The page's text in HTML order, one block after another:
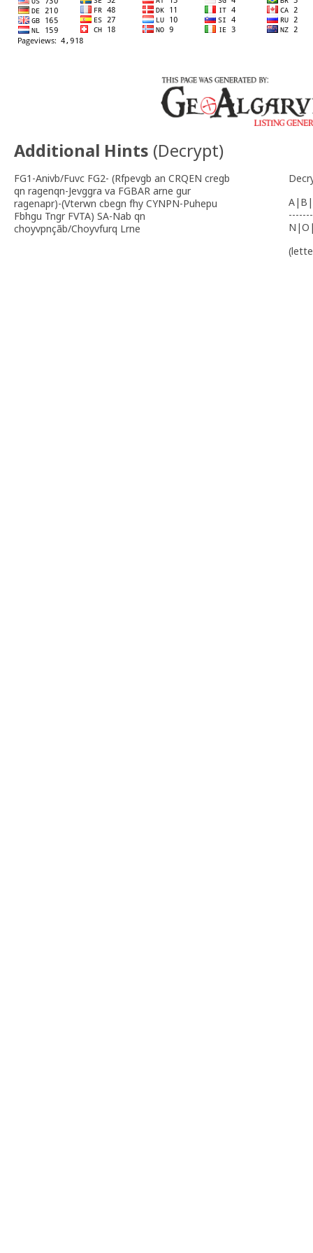
Additional Hints (Decrypt)
FG1-Anivb/Fuvc FG2- (Rfpevgb an CRQEN cregb
qn ragenqn-Jevggra va FGBAR arne gur
ragenapr)-(Vterwn cbegn fhy CYNPN-Puhepu
Fbhgu Tngr FVTA) SA-Nab qn
choyvpnçãb/Choyvfurq Lrne